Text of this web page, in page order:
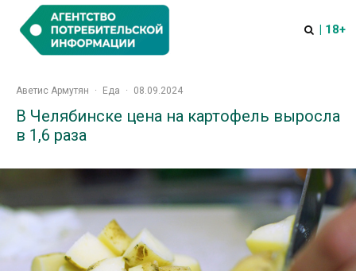
| 18+
Аветис Армутян · Еда · 08.09.2024
В Челябинске цена на картофель выросла
в 1,6 раза